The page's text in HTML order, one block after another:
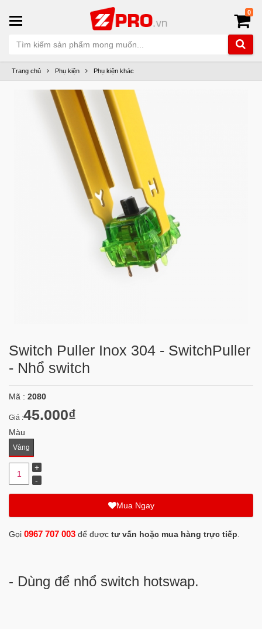
0
Trang chủ Phụ kiện Phụ kiện khác
Switch Puller Inox 304 - SwitchPuller
- Nhổ switch
Mã : 2080
Giá :45.000₫
Màu
Vàng
Mua Ngay
Gọi 0967 707 003 để được tư vấn hoặc mua hàng trực tiếp
- Dùng để nhổ switch hotswap.